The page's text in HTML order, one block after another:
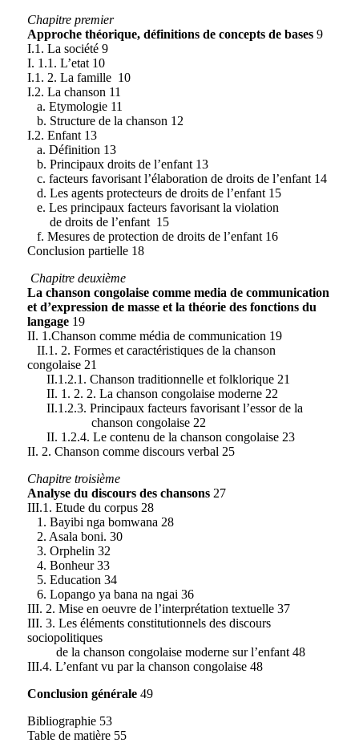
Chapitre premier
Approche théorique, définitions de concepts de bases9
I.1. La société 9
I. 1.1. L’etat 10
I.1. 2. La famille 10
I.2. La chanson 11
a. Etymologie 11
b. Structure de la chanson 12
I.2. Enfant 13
a. Définition 13
b. Principaux droits de l’enfant 13
c. facteurs favorisant l’élaboration de droits de l’enfant 14
d. Les agents protecteurs de droits de l’enfant 15
e. Les principaux facteurs favorisant la violation
de droits de l’enfant 15
f. Mesures de protection de droits de l’enfant 16
Conclusion partielle 18
Chapitre deuxième
La chanson congolaise comme media de communication
et d’expression de masse et la théorie des fonctions du
langage19
II. 1.Chanson comme média de communication 19
II.1. 2. Formes et caractéristiques de la chanson
congolaise 21
II.1.2.1. Chanson traditionnelle et folklorique 21
II. 1. 2. 2. La chanson congolaise moderne 22
II.1.2.3. Principaux facteurs favorisant l’essor de la
chanson congolaise 22
II. 1.2.4. Le contenu de la chanson congolaise 23
II. 2. Chanson comme discours verbal 25
Chapitre troisième
Analyse du discours des chansons27
III.1. Etude du corpus 28
1. Bayibi nga bomwana 28
2. Asala boni. 30
3. Orphelin 32
4. Bonheur 33
5. Education 34
6. Lopango ya bana na ngai 36
III. 2. Mise en oeuvre de l’interprétation textuelle 37
III. 3. Les éléments constitutionnels des discours
sociopolitiques
de la chanson congolaise moderne sur l’enfant 48
III.4. L’enfant vu par la chanson congolaise 48
Conclusion générale49
Bibliographie 53
Table de matière 55